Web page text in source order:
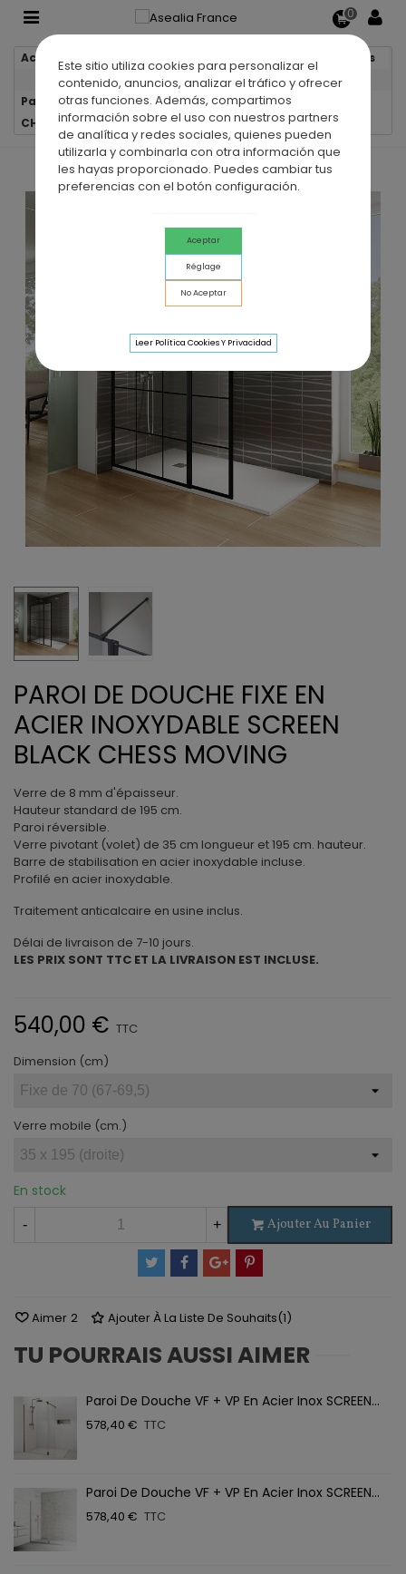
Este sitio utiliza cookies para personalizar el
contenido, anuncios, analizar el tráfico y ofrecer
otras funciones. Además, compartimos
información sobre el uso con nuestros partners
de analítica y redes sociales, quienes pueden
utilizarla y combinarla con otra información que
les hayas proporcionado. Puedes cambiar tus
preferencias con el botón configuración.
Aceptar
Réglage
No Aceptar
Leer Política Cookies Y Privacidad
0
Accueil Parois de douche fixes
Paroi de douche fixe en acier inoxydable SCREEN BLACK
CHESS MOVING
PAROI DE DOUCHE FIXE EN
ACIER INOXYDABLE SCREEN
BLACK CHESS MOVING
Verre de 8 mm d'épaisseur.
Hauteur standard de 195 cm.
Paroi réversible.
Verre pivotant (volet) de 35 cm longueur et 195 cm. hauteur.
Barre de stabilisation en acier inoxydable incluse.
Profilé en acier inoxydable.
Traitement anticalcaire en usine inclus.
Délai de livraison de 7-10 jours.
LES PRIX SONT TTC ET LA LIVRAISON EST INCLUSE.
540,00 € TTC
Dimension (cm)
Verre mobile (cm.)
En stock
- + Ajouter Au Panier
Aimer 2 Ajouter À La Liste De Souhaits(1)
TU POURRAIS AUSSI AIMER
Paroi De Douche VF + VP En Acier Inox SCREEN...
578,40 € TTC
Paroi De Douche VF + VP En Acier Inox SCREEN...
578,40 € TTC